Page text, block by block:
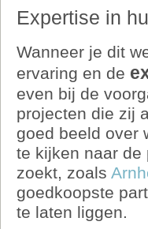
Expertise in
Wanneer je dit
ervaring en de
even bij de
projecten die zij
goed beeld over
te kijken naar de
zoekt, zoals
goedkoopste
te laten liggen.